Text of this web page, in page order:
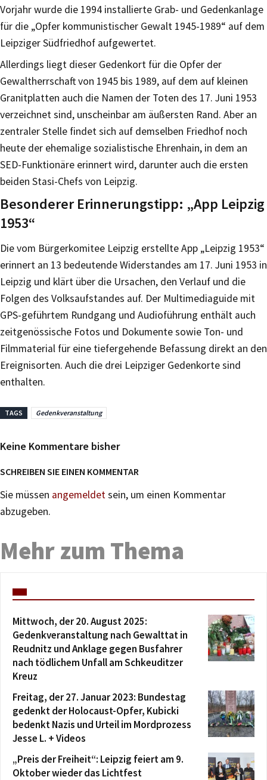
Vorjahr wurde die 1994 installierte Grab- und Gedenkanlage
für die „Opfer kommunistischer Gewalt 1945-1989“ auf dem
Leipziger Südfriedhof aufgewertet.
Allerdings liegt dieser Gedenkort für die Opfer der
Gewaltherrschaft von 1945 bis 1989, auf dem auf kleinen
Granitplatten auch die Namen der Toten des 17. Juni 1953
verzeichnet sind, unscheinbar am äußersten Rand. Aber an
zentraler Stelle findet sich auf demselben Friedhof noch
heute der ehemalige sozialistische Ehrenhain, in dem an
SED-Funktionäre erinnert wird, darunter auch die ersten
beiden Stasi-Chefs von Leipzig.
Besonderer Erinnerungstipp: „App Leipzig
1953“
Die vom Bürgerkomitee Leipzig erstellte App „Leipzig 1953“
erinnert an 13 bedeutende Widerstandes am 17. Juni 1953 in
Leipzig und klärt über die Ursachen, den Verlauf und die
Folgen des Volksaufstandes auf. Der Multimediaguide mit
GPS-geführtem Rundgang und Audioführung enthält auch
zeitgenössische Fotos und Dokumente sowie Ton- und
Filmmaterial für eine tiefergehende Befassung direkt an den
Ereignisorten. Auch die drei Leipziger Gedenkorte sind
enthalten.
TAGS Gedenkveranstaltung
Keine Kommentare bisher
SCHREIBEN SIE EINEN KOMMENTAR
Sie müssen angemeldetsein, um einen Kommentar
abzugeben.
Mehr zum Thema
Mittwoch, der 20. August 2025:
Gedenkveranstaltung nach Gewalttat in
Reudnitz und Anklage gegen Busfahrer
nach tödlichem Unfall am Schkeuditzer
Kreuz
Freitag, der 27. Januar 2023: Bundestag
gedenkt der Holocaust-Opfer, Kubicki
bedenkt Nazis und Urteil im Mordprozess
Jesse L. + Videos
„Preis der Freiheit“: Leipzig feiert am 9.
Oktober wieder das Lichtfest